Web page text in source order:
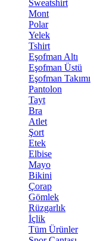
Sweatshirt
Mont
Polar
Yelek
Tshirt
Eşofman Altı
Eşofman Üstü
Eşofman Takımı
Pantolon
Tayt
Bra
Atlet
Şort
Etek
Elbise
Mayo
Bikini
Çorap
Gömlek
Rüzgarlık
İçlik
Tüm Ürünler